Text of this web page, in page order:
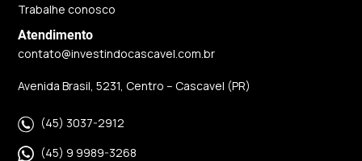
Trabalhe conosco
Atendimento
contato@investindocascavel.com.br
Avenida Brasil, 5231, Centro – Cascavel (PR)
(45) 3037-2912
(45) 9 9989-3268